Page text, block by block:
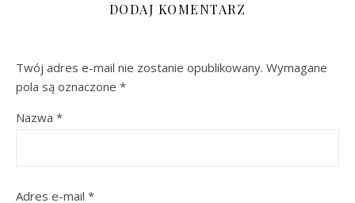
DODAJ KOMENTARZ
Twój adres e-mail nie zostanie opublikowany. Wymagane
pola są oznaczone *
Nazwa *
Adres e-mail *